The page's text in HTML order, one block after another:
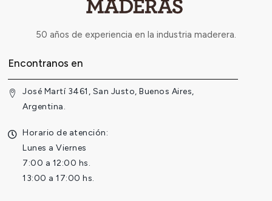
50 años de experiencia en la industria maderera.
Encontranos en
José Martí 3461, San Justo, Buenos Aires,
Argentina.
Horario de atención:
Lunes a Viernes
7:00 a 12:00 hs.
13:00 a 17:00 hs.